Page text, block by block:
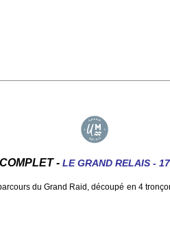
COMPLET - LE GRAND RELAIS -
du Grand Raid, découpé en 4